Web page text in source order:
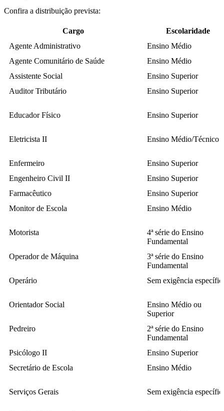
Confira a distribuição prevista:
Cargo
Escolaridade
Agente Administrativo
Ensino Médio
Agente Comunitário de Saúde
Ensino Médio
Assistente Social
Ensino Superior
Auditor Tributário
Ensino Superior
Educador Físico Ensino Superior
Eletricista II Ensino Médio/Técnico
Enfermeiro
Ensino Superior
Engenheiro Civil II
Ensino Superior
Farmacêutico
Ensino Superior
Monitor de Escola
Ensino Médio
Motorista
4ª série do Ensino
Fundamental
Operador de Máquina
3ª série do Ensino
Fundamental
Operário
Sem exigência
Orientador Social
Ensino Médio ou
Superior
Pedreiro
2ª série do Ensino
Fundamental
Psicólogo II
Ensino Superior
Secretário de Escola
Ensino Médio
Serviços Gerais Sem exigência